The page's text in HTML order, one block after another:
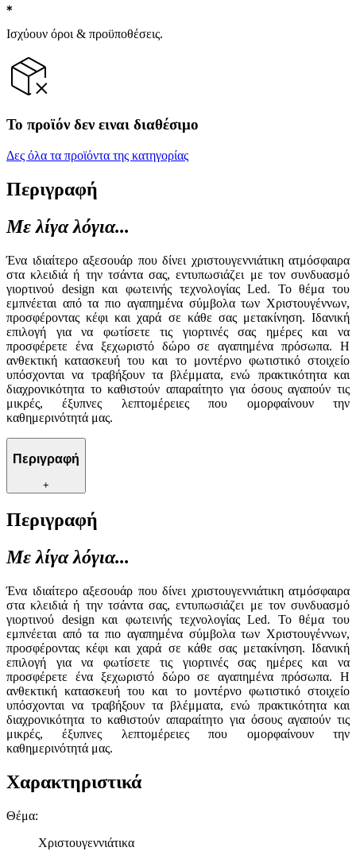
Ισχύουν όροι & προϋποθέσεις.
Το προϊόν δεν ειναι διαθέσιμο
Δες όλα τα προϊόντα της κατηγορίας
Περιγραφή
Με λίγα λόγια...
Ένα ιδιαίτερο αξεσουάρ που δίνει χριστουγεννιάτικη ατμόσφαιρα
στα κλειδιά ή την τσάντα σας, εντυπωσιάζει με τον συνδυασμό
γιορτινού design και φωτεινής τεχνολογίας Led. Το θέμα του
εμπνέεται από τα πιο αγαπημένα σύμβολα των Χριστουγέννων,
προσφέροντας κέφι και χαρά σε κάθε σας μετακίνηση. Ιδανική
επιλογή για να φωτίσετε τις γιορτινές σας ημέρες και να
προσφέρετε ένα ξεχωριστό δώρο σε αγαπημένα πρόσωπα. Η
ανθεκτική κατασκευή του και το μοντέρνο φωτιστικό στοιχείο
υπόσχονται να τραβήξουν τα βλέμματα, ενώ πρακτικότητα και
διαχρονικότητα το καθιστούν απαραίτητο για όσους αγαπούν τις
μικρές, έξυπνες λεπτομέρειες που ομορφαίνουν την
καθημερινότητά μας.
Περιγραφή
+
Περιγραφή
Με λίγα λόγια...
Ένα ιδιαίτερο αξεσουάρ που δίνει χριστουγεννιάτικη ατμόσφαιρα
στα κλειδιά ή την τσάντα σας, εντυπωσιάζει με τον συνδυασμό
γιορτινού design και φωτεινής τεχνολογίας Led. Το θέμα του
εμπνέεται από τα πιο αγαπημένα σύμβολα των Χριστουγέννων,
προσφέροντας κέφι και χαρά σε κάθε σας μετακίνηση. Ιδανική
επιλογή για να φωτίσετε τις γιορτινές σας ημέρες και να
προσφέρετε ένα ξεχωριστό δώρο σε αγαπημένα πρόσωπα. Η
ανθεκτική κατασκευή του και το μοντέρνο φωτιστικό στοιχείο
υπόσχονται να τραβήξουν τα βλέμματα, ενώ πρακτικότητα και
διαχρονικότητα το καθιστούν απαραίτητο για όσους αγαπούν τις
μικρές, έξυπνες λεπτομέρειες που ομορφαίνουν την
καθημερινότητά μας.
Χαρακτηριστικά
Θέμα:
Χριστουγεννιάτικα